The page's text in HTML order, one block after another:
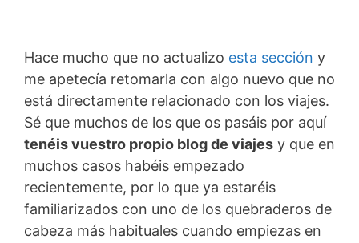
Hace mucho que no actualizo esta sección y
me apetecía retomarla con algo nuevo que no
está directamente relacionado con los viajes.
Sé que muchos de los que os pasáis por aquí
tenéis vuestro propio blog de viajes y que en
muchos casos habéis empezado
recientemente, por lo que ya estaréis
familiarizados con uno de los quebraderos de
cabeza más habituales cuando empiezas en